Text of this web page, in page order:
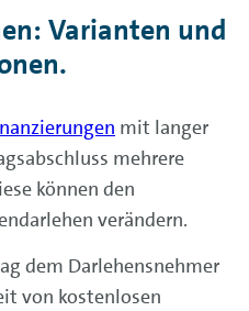
Varianten und
mit langer
mehrere
können den
verändern.
dem Darlehensnehmer
von kostenlosen